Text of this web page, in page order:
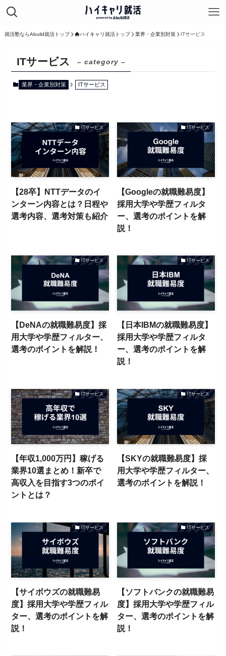
就活塾ならAbuild就活トップ ハイキャリ就活トップ 業界・企業別対策 ITサービス
ITサービス – category –
業界・企業別対策 ITサービス
ITサービス
【28卒】NTTデータのイ
ンターン内容とは？日程や
選考内容、選考対策も紹介
ITサービス
【Googleの就職難易度】
採用大学や学歴フィルタ
ー、選考のポイントを解
説！
ITサービス
【DeNAの就職難易度】採
用大学や学歴フィルター、
選考のポイントを解説！
ITサービス
【日本IBMの就職難易度】
採用大学や学歴フィルタ
ー、選考のポイントを解
説！
ITサービス
【年収1,000万円】稼げる
業界10選まとめ！新卒で
高収入を目指す3つのポイ
ントとは？
ITサービス
【SKYの就職難易度】採
用大学や学歴フィルター、
選考のポイントを解説！
ITサービス
【サイボウズの就職難易
度】採用大学や学歴フィル
ター、選考のポイントを解
説！
ITサービス
【ソフトバンクの就職難易
度】採用大学や学歴フィル
ター、選考のポイントを解
説！